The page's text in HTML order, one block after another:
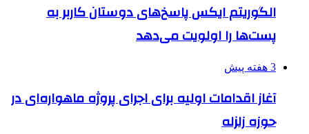
الگوریتم ایکس پاسخ‌های دوستان کاربر به
پست‌ها را اولویت می‌دهد
3 هفته پیش
آغاز اقدامات اولیه برای اجرای پروژه ماهواره‌ای در
حوزه زلزله